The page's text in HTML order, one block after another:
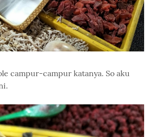
campur-campur katanya. So aku